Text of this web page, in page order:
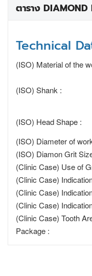
ตาราง
Technical
(ISO) Material of the
(ISO) Shank :
(ISO) Head Shape :
(ISO) Diameter of
(ISO) Diamon Grit
(Clinic Case) Use of
(Clinic Case)
(Clinic Case)
(Clinic Case)
(Clinic Case) Tooth
Package :